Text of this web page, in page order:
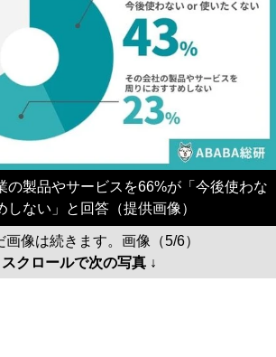
の製品やサービスを66%が「今後使わな
しない」と回答（提供画像）
画像は続きます。画像（5/6）
スクロールで次の写真 ↓